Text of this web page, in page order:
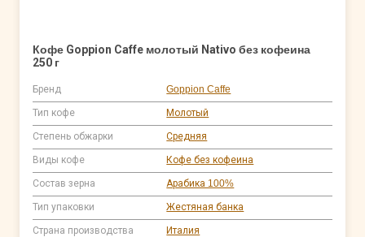
Кофе Goppion Caffe молотый Nativo без кофеина
250 г
Бренд Goppion Caffe
Тип кофе Молотый
Степень обжарки Средняя
Виды кофе Кофе без кофеина
Состав зерна Арабика 100%
Тип упаковки Жестяная банка
Страна производства Италия